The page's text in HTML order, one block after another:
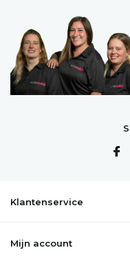
Klantenservice
Mijn account